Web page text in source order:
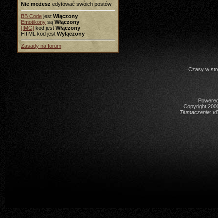
Nie możesz edytować swoich postów
BB Code jest Włączony
Emotikony są Włączony
[IMG] kod jest Włączony
HTML kod jest Wyłączony
Zasady na forum
Czasy w
Copyright
Tłumaczenie: